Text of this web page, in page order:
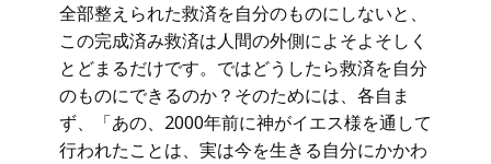
全部整えられた救済を自分のものにしないと、
この完成済み救済は人間の外側によそよそしく
とどまるだけです。ではどうしたら救済を自分
のものにできるのか？そのためには、各自ま
ず、「あの、2000年前に神がイエス様を通して
行われたことは、実は今を生きる自分にかかわ